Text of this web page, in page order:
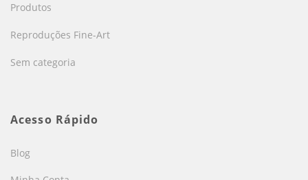
Produtos
Reproduções Fine-Art
Sem categoria
Acesso Rápido
Blog